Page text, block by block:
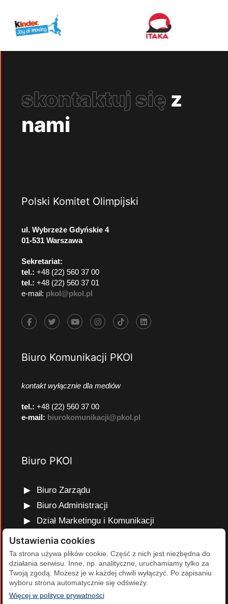
skontaktuj się z
nami
Polski Komitet Olimpijski
ul. Wybrzeże Gdyńskie 4
01-531 Warszawa
Sekretariat:
tel.: +48 (22) 560 37 00
tel.: +48 (22) 560 37 01
e-mail: pkol@pkol.pl
Biuro Komunikacji PKOl
kontakt wyłącznie dla mediów
tel.: +48 (22) 560 37 00
e-mail: biurokomunikacji@pkol.pl
Biuro PKOl
Biuro Zarządu
Biuro Administracji
Dział Marketingu i Komunikacji
Dział Edukacji Olimpijskiej
Dział Finansów i Kadr
Dział Projektów Olimpijskich
Dział Programów Rozwojowych
Ustawienia cookies
Ta strona używa plików cookie. Część z nich jest niezbędna do
działania serwisu. Inne, np. analityczne, uruchamiamy tylko za
Twoją zgodą. Możesz je w każdej chwili wyłączyć. Po zapisaniu
wyboru strona automatycznie się odświeży.
Więcej w polityce prywatności(otwiera się w nowej karcie)